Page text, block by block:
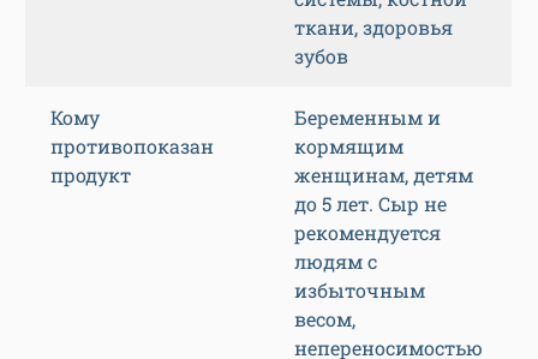
ткани, здоровья
зубов
Кому
противопоказан
продукт
Беременным и
кормящим
женщинам, детям
до 5 лет. Сыр не
рекомендуется
людям с
избыточным
весом,
непереносимостью